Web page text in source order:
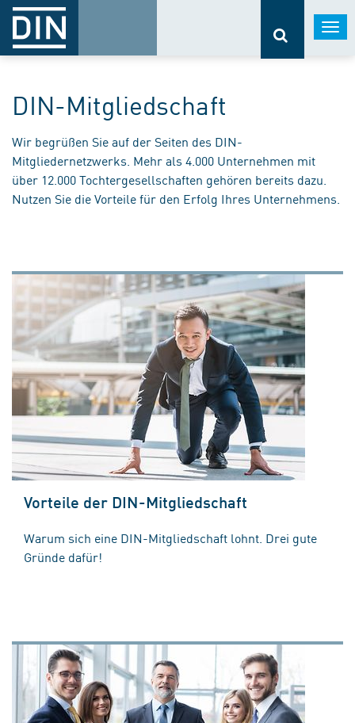
DIN-Mitgliedschaft
Wir begrüßen Sie auf der Seiten des DIN-
Mitgliedernetzwerks. Mehr als 4.000 Unternehmen mit
über 12.000 Tochtergesellschaften gehören bereits dazu.
Nutzen Sie die Vorteile für den Erfolg Ihres Unternehmens.
Vorteile der DIN-Mitgliedschaft
Warum sich eine DIN-Mitgliedschaft lohnt. Drei gute
Gründe dafür!